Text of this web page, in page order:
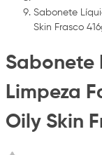
Sabonete
Skin Frasco
Sabonete
Limpeza
Oily Skin